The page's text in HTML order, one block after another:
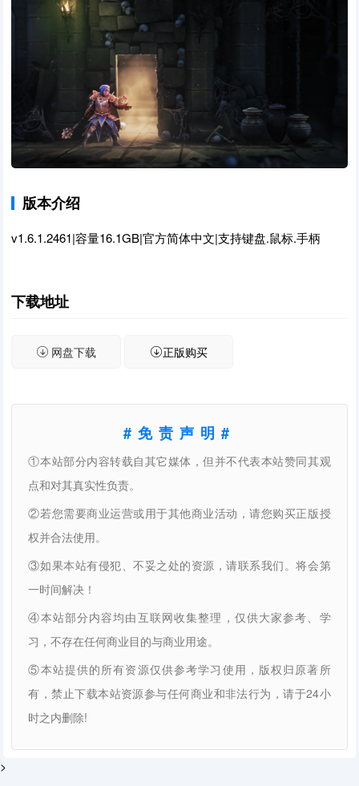
版本介绍
v1.6.1.2461|容量16.1GB|官方简体中文|支持键盘.鼠标.手柄
下载地址
网盘下载 正版购买
#免责声明#
①本站部分内容转载自其它媒体，但并不代表本站赞同其观
点和对其真实性负责。
②若您需要商业运营或用于其他商业活动，请您购买正版授
权并合法使用。
③如果本站有侵犯、不妥之处的资源，请联系我们。将会第
一时间解决！
④本站部分内容均由互联网收集整理，仅供大家参考、学
习，不存在任何商业目的与商业用途。
⑤本站提供的所有资源仅供参考学习使用，版权归原著所
有，禁止下载本站资源参与任何商业和非法行为，请于24小
时之内删除!
>